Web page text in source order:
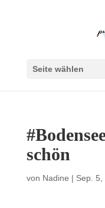
Seite wählen
schön
von Nadine | Sep. 5,